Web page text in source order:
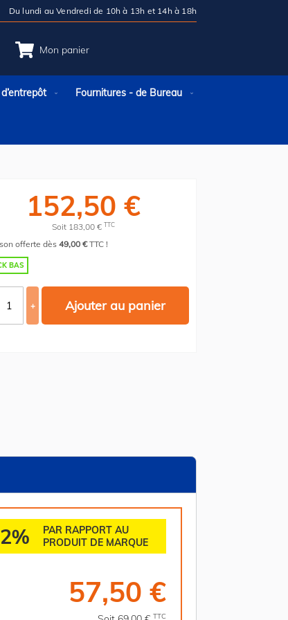
Du lundi au Vendredi de 10h à 13h et 14h à 18h
Mon panier
Fournitures - de Bureau
152,50 €
Soit 183,00 € TTC
offerte dès49,00 €TTC !
BAS
+ Ajouter au panier
PAR RAPPORT AU
PRODUIT DE MARQUE
57,50 €
TTC